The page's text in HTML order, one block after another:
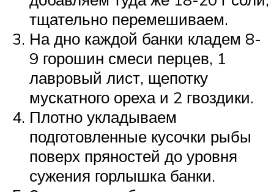
тщательно перемешиваем.
На дно каждой банки кладем 8-
9 горошин смеси перцев, 1
лавровый лист, щепотку
мускатного ореха и 2 гвоздики.
Плотно укладываем
подготовленные кусочки рыбы
поверх пряностей до уровня
сужения горлышка банки.